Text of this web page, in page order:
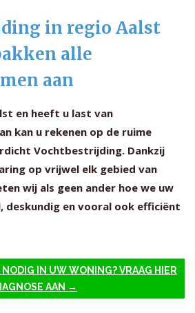
in regio Aalst
alle
aan
en heeft u last van
kan u rekenen op de ruime
Vochtbestrijding. Dankzij
op vrijwel elk gebied van
wij als geen ander hoe we uw
deskundig en vooral ook efficiënt
IN UW WONING? VRAAG HIER
AAN →